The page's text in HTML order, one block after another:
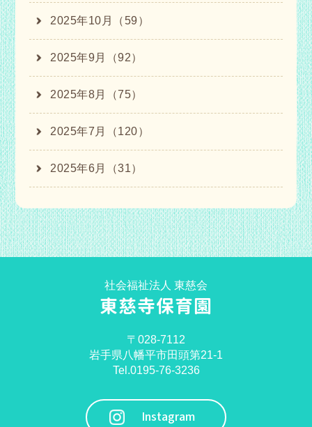
2025年10月（59）
2025年9月（92）
2025年8月（75）
2025年7月（120）
2025年6月（31）
社会福祉法人 東慈会
東慈寺保育園
〒028-7112
岩手県八幡平市田頭第21-1
Tel.0195-76-3236
Instagram